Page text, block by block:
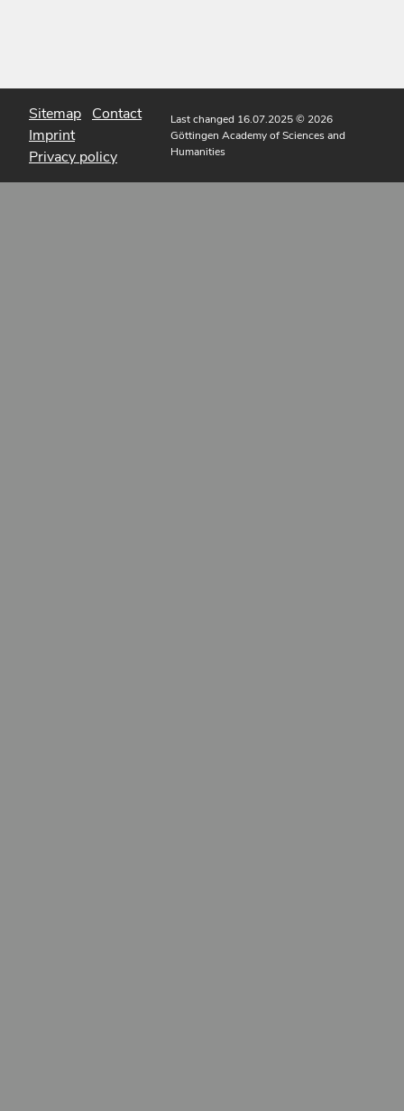
Sitemap Contact
Imprint
Privacy policy
Last changed 16.07.2025© 2026
Göttingen Academy of Sciences and
Humanities